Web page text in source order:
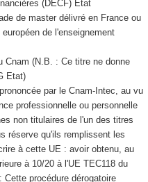
(DECF) État
de master délivré en France ou
de l'enseignement
Cnam (N.B. : Ce titre ne donne
Etat)
prononcée par le Cnam-Intec, au vu
professionnelle ou personnelle
non titulaires de l'un des titres
réserve qu'ils remplissent les
à cette UE : avoir obtenu, au
à 10/20 à l'UE TEC118 du
procédure dérogatoire